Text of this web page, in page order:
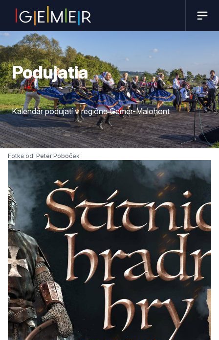
Podujatia
Kalendár podujatí v regióne Gemer-Malohont
Fotka od: Peter Poboček
08/08/2026